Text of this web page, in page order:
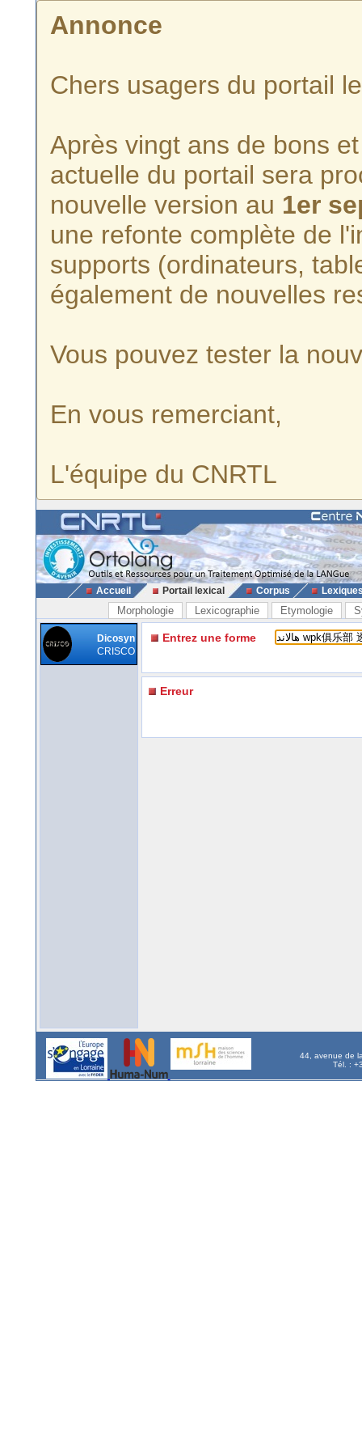
Annonce
Chers usagers du portail
Après vingt ans de bons
actuelle du portail sera
nouvelle version au 1er
une refonte complète de
supports (ordinateurs,
également de nouvelles
Vous pouvez tester la
En vous remerciant,
L'équipe du CNRTL
Accueil Portail lexical Corpus
Morphologie Lexicographie Etymologie
Dicosyn
CRISCO
Entrez une forme
Erreur
44, avenue de
Tél. :